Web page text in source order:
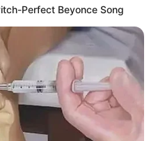
Bikin
Perfect Beyonce Song